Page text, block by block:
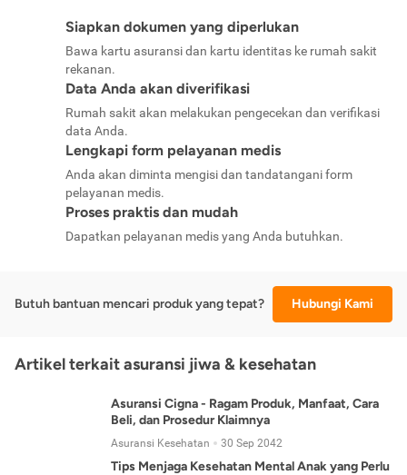
Siapkan dokumen yang diperlukan
Bawa kartu asuransi dan kartu identitas ke rumah sakit
rekanan.
Data Anda akan diverifikasi
Rumah sakit akan melakukan pengecekan dan verifikasi
data Anda.
Lengkapi form pelayanan medis
Anda akan diminta mengisi dan tandatangani form
pelayanan medis.
Proses praktis dan mudah
Dapatkan pelayanan medis yang Anda butuhkan.
Butuh bantuan mencari produk yang tepat? Hubungi Kami
Artikel terkait asuransi jiwa & kesehatan
Asuransi Cigna - Ragam Produk, Manfaat, Cara
Beli, dan Prosedur Klaimnya
Asuransi Kesehatan 30 Sep 2042
Tips Menjaga Kesehatan Mental Anak yang Perlu